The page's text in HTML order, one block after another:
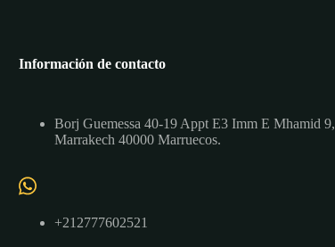
Información de contacto
Borj Guemessa 40-19 Appt E3 Imm E Mhamid 9,
Marrakech 40000 Marruecos.
+212777602521